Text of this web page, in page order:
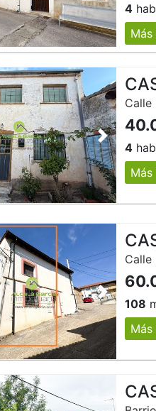
4
Siguiente
Calle
4
Siguiente
Calle
108